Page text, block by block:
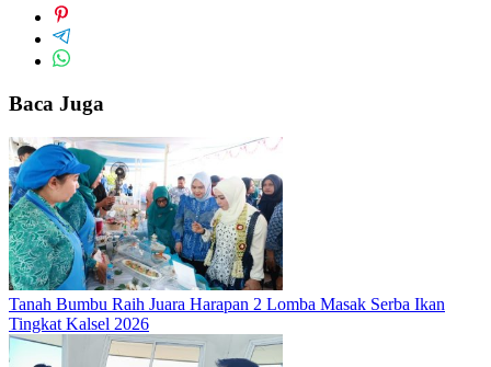
Baca Juga
Tanah Bumbu Raih Juara Harapan 2 Lomba Masak Serba Ikan
Tingkat Kalsel 2026